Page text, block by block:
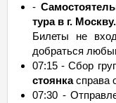
-
тура в г. Москву.
Билеты не
добраться
07:15 - Сбор
стоянкасправа
07:30 -